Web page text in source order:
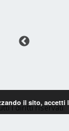
i diritti riservati
il sito, accetti